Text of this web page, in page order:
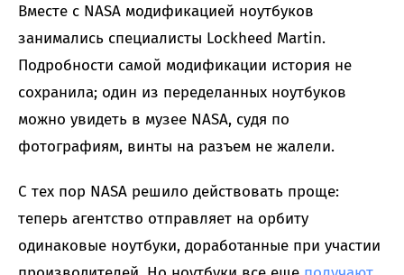
Вместе с NASA модификацией ноутбуков
занимались специалисты Lockheed Martin.
Подробности самой модификации история не
сохранила; один из переделанных ноутбуков
можно увидеть в музее NASA, судя по
фотографиям, винты на разъем не жалели.
С тех пор NASA решило действовать проще:
теперь агентство отправляет на орбиту
одинаковые ноутбуки, доработанные при участии